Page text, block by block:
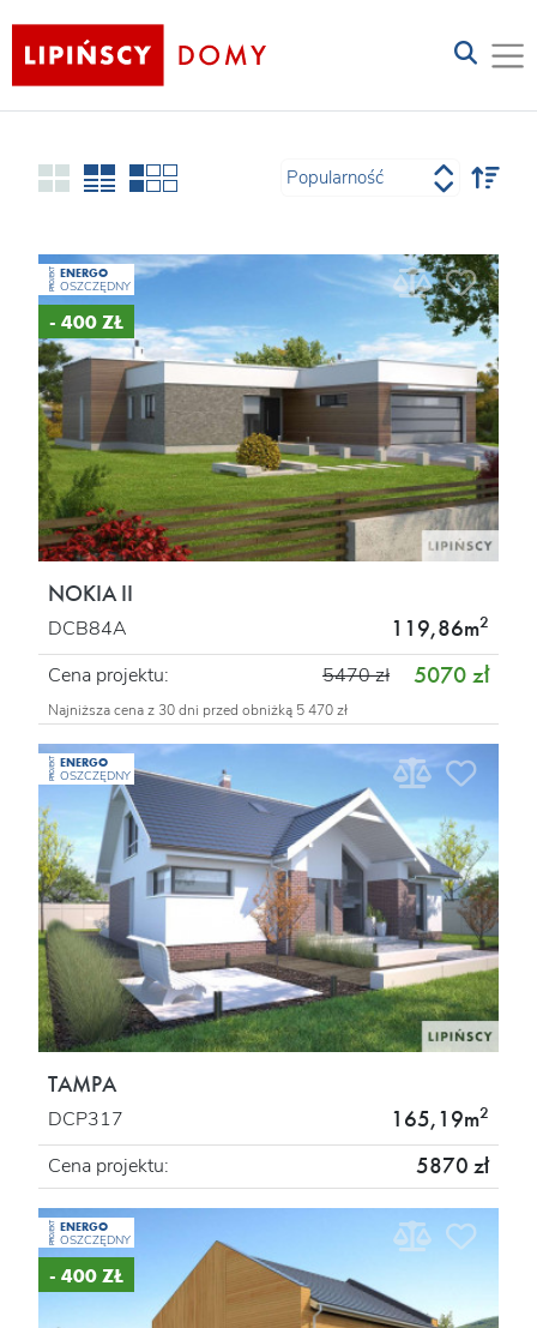
PROJEKT ENERGO
OSZCZĘDNY
- 400 ZŁ
NOKIA II
DCB84A 119,86m2
Cena projektu: 5070 zł
5470 zł
Najniższa cena z 30 dni przed obniżką 5 470 zł
PROJEKT ENERGO
OSZCZĘDNY
TAMPA
DCP317 165,19m2
Cena projektu: 5870 zł
PROJEKT ENERGO
OSZCZĘDNY
- 400 ZŁ